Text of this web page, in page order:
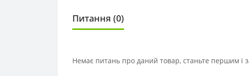
Питання (0)
Немає питань про даний товар, станьте першим і